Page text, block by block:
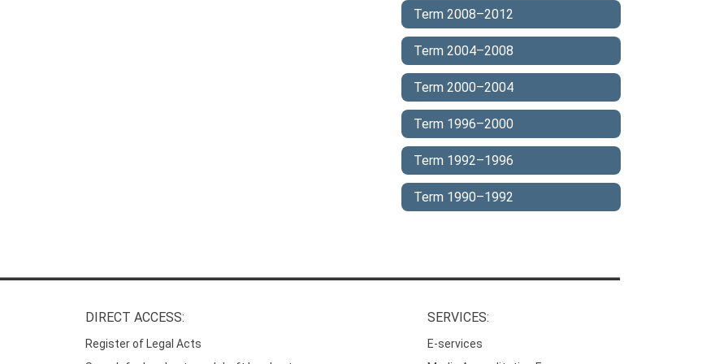
Term 2008–2012
Term 2004–2008
Term 2000–2004
Term 1996–2000
Term 1992–1996
Term 1990–1992
DIRECT ACCESS:
Register of Legal Acts
SERVICES:
E-services